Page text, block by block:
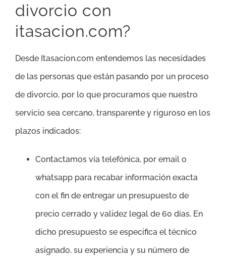
divorcio con
itasacion.com?
Desde Itasacion.com entendemos las necesidades
de las personas que están pasando por un proceso
de divorcio, por lo que procuramos que nuestro
servicio sea cercano, transparente y riguroso en los
plazos indicados:
Contactamos vía telefónica, por email o
whatsapp para recabar información exacta
con el fin de entregar un presupuesto de
precio cerrado y validez legal de 60 días. En
dicho presupuesto se especifica el técnico
asignado, su experiencia y su número de